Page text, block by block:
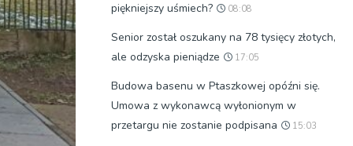
piękniejszy uśmiech?
08:08
Senior został oszukany na 78 tysięcy złotych,
ale odzyska pieniądze
17:05
Budowa basenu w Ptaszkowej opóźni się.
Umowa z wykonawcą wyłonionym w
przetargu nie zostanie podpisana
15:03